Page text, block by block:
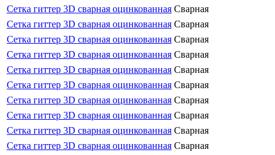
Сетка гиттер 3D сварная оцинкованная Сварная
Сетка гиттер 3D сварная оцинкованная Сварная
Сетка гиттер 3D сварная оцинкованная Сварная
Сетка гиттер 3D сварная оцинкованная Сварная
Сетка гиттер 3D сварная оцинкованная Сварная
Сетка гиттер 3D сварная оцинкованная Сварная
Сетка гиттер 3D сварная оцинкованная Сварная
Сетка гиттер 3D сварная оцинкованная Сварная
Сетка гиттер 3D сварная оцинкованная Сварная
Сетка гиттер 3D сварная оцинкованная Сварная